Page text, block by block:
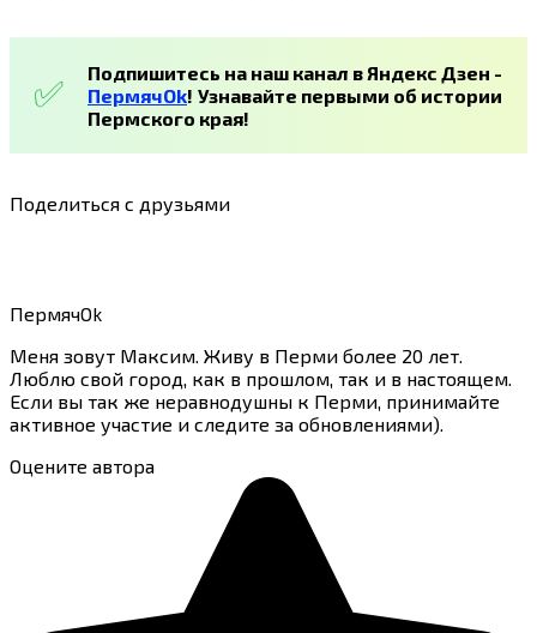
Подпишитесь на наш канал в Яндекс Дзен -
ПермячOk! Узнавайте первыми об истории
Пермского края!
Поделиться с друзьями
ПермячOk
Меня зовут Максим. Живу в Перми более 20 лет.
Люблю свой город, как в прошлом, так и в настоящем.
Если вы так же неравнодушны к Перми, принимайте
активное участие и следите за обновлениями).
Оцените автора